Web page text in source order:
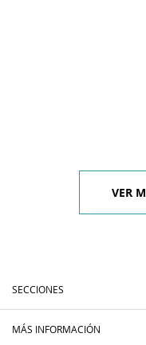
VER
SECCIONES
MÁS INFORMACIÓN